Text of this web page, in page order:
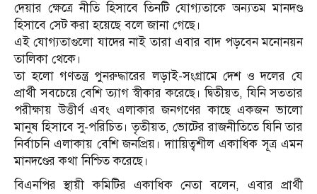
দেয়ার ক্ষেত্রে নীতি হিসাবে তিনটি যোগ্যতাকে অন্যতম মানদণ্ড
হিসাবে সেট করা হয়েছে বলে জানা গেছে।
এই যোগ্যতাগুলো যাদের নাই তারা এবার বাদ পড়বেন মনোনয়ন
তালিকা থেকে।
তা হলো গণতন্ত্র পুনরুদ্ধারের লড়াই-সংগ্রামে দেশ ও দলের যে
প্রার্থী সবচেয়ে বেশি ত্যাগ স্বীকার করেছে। দ্বিতীয়ত, যিনি সততার
পরীক্ষায় উত্তীর্ণ এবং এলাকার জনগণের কাছে একজন ভালো
মানুষ হিসাবে সু-পরিচিত। তৃতীয়ত, ভোটের রাজনীতিতে যিনি তার
নির্বাচনি এলাকায় বেশি জনপ্রিয়। দাায়িত্বশীল একাধিক সূত্র এমন
মানদণ্ডের কথা নিশ্চিত করেছে।
বিএনপির স্থায়ী কমিটির একাধিক নেতা বলেন, এবার প্রার্থী